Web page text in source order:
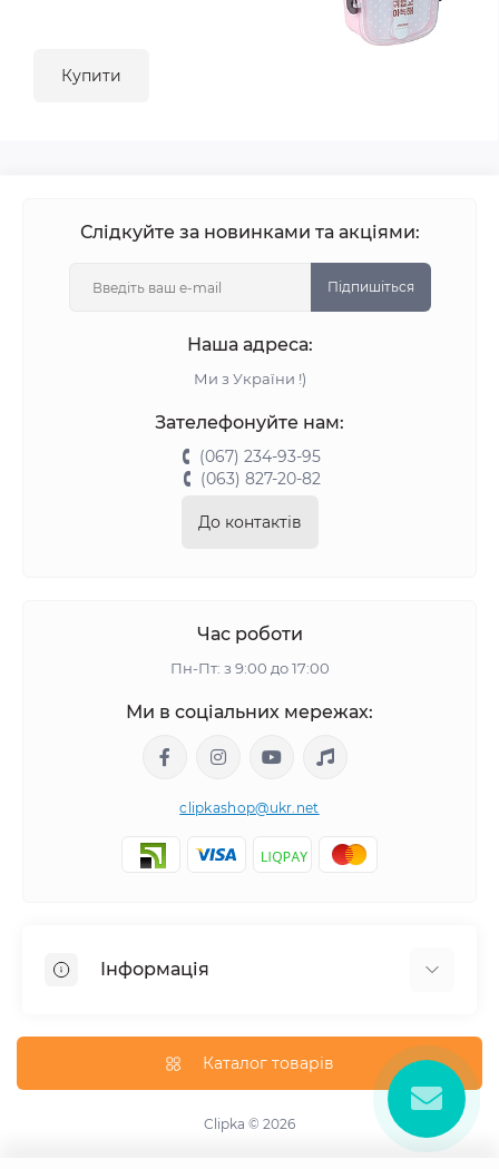
Купити
Слідкуйте за новинками та акціями:
Підпишіться
Наша адреса:
Ми з України !)
Зателефонуйте нам:
(067) 234-93-95
(063) 827-20-82
До контактів
Час роботи
Пн-Пт: з 9:00 до 17:00
Ми в соціальних мережах:
clipkashop@ukr.net
Інформація
Контакти
Каталог товарів
Clipka © 2026